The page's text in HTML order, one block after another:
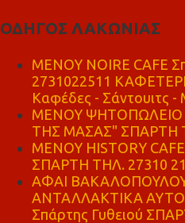
ΟΔΗΓΟΣ ΛΑΚΩΝΙΑΣ
MENOY NOIRE CAFE
2731022511
Καφέδες - Σάντουιτς -
ΜΕΝΟΥ ΨΗΤΟΠΩΛΕΙΟ
ΤΗΣ ΜΑΣΑΣ" ΣΠΑΡΤΗ
ΜΕΝΟΥ HISTORY
ΣΠΑΡΤΗ ΤΗΛ. 27310
ΑΦΑΙ ΒΑΚΑΛΟΠΟΥΛΟΥ
ΑΝΤΑΛΛΑΚΤΙΚΑ
Σπάρτης Γυθειού